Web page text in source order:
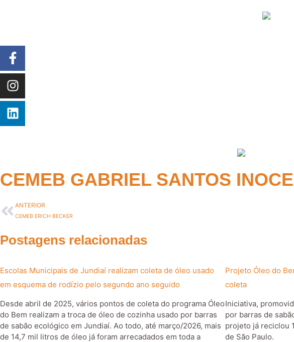
CEMEB GABRIEL SANTOS
ANTERIOR
CEMEB ERICH BECKER
Postagens relacionadas
Escolas Municipais de Jundiaí realizam coleta de óleo usado
em esquema de rodízio pelo segundo ano seguido
Desde abril de 2025, vários pontos de coleta do programa Óleo
do Bem realizam a troca de óleo de cozinha usado por barras
de sabão ecológico em Jundiaí. Ao todo, até março/2026, mais
de 14,7 mil litros de óleo já foram arrecadados em toda a
Projeto Óleo do
coleta
Iniciativa,
por barras de
projeto já reciclou
de São Paulo.